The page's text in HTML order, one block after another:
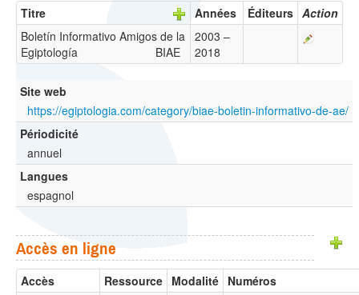
Titre Années Éditeurs Action
Boletín Informativo Amigos de la
Egiptología
BIAE
2003 –
2018
Site web
https://egiptologia.com/category/biae-boletin-informativo-de-ae/
Périodicité
annuel
Langues
espagnol
Accès en ligne
Accès Ressource Modalité Numéros